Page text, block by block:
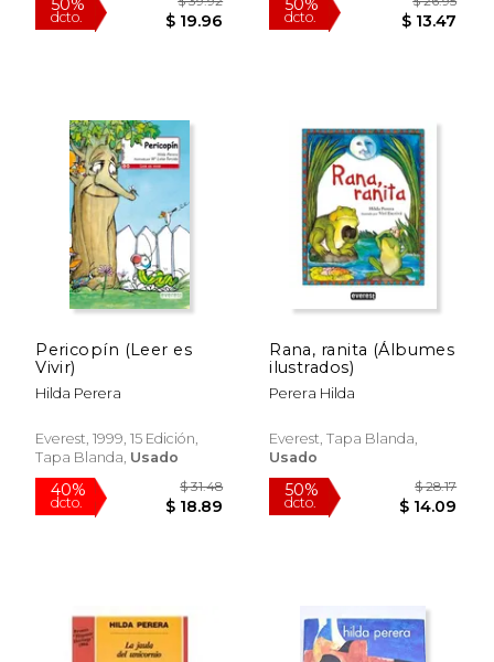
50%
dcto. $ 19.96
50%
dcto.
Pericopín (Leer es
Vivir)
Hilda Perera
Everest, 1999, 15 Edición,
Tapa Blanda, Usado
Rana, ranita (Álbumes
ilustrados)
Perera Hilda
Everest, Tapa Blanda,
Usado